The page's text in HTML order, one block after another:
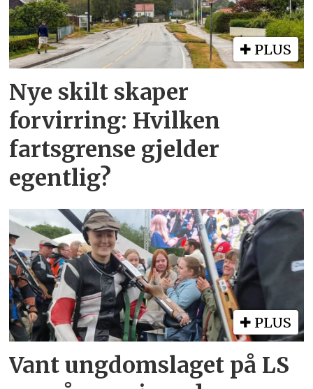
PLUS
Nye skilt skaper
forvirring: Hvilken
fartsgrense gjelder
egentlig?
PLUS
Vant ungdomslaget på LS